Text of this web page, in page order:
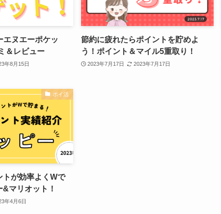
ヌエーポケッ
＆レビュー
年8月15日
節約に疲れたらポイントを貯めよ
う！ポイント＆マイル5重取り！
2023年7月17日 2023年7月17日
ポイ活
トが効率よくWで
マリオット！
年4月6日